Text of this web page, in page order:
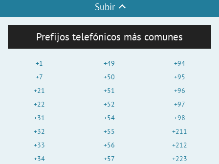
Subir
Prefijos telefónicos más comunes
+1
+7
+21
+22
+31
+32
+33
+34
+49
+50
+51
+52
+54
+55
+56
+57
+94
+95
+96
+97
+98
+211
+212
+223